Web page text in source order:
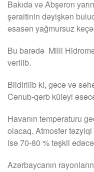
Bakıda və Abşeron
şəraitinin dəyişkən
əsasən yağmursuz
Bu barədə Milli
verilib.
Bildirilib ki, gecə və
Cənub-qərb küləyi
Havanın temperaturu
olacaq. Atmosfer
isə 70-80 % təşkil
Azərbaycanın